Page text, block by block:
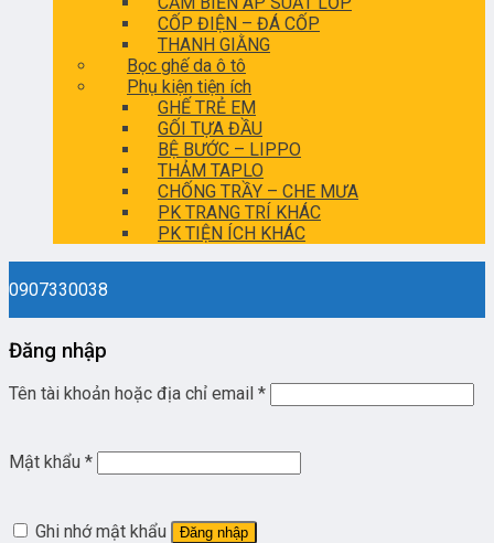
CỐP ĐIỆN – ĐÁ CỐP
THANH GIẰNG
Bọc ghế da ô tô
Phụ kiện tiện ích
GHẾ TRẺ EM
GỐI TỰA ĐẦU
BỆ BƯỚC – LIPPO
THẢM TAPLO
CHỐNG TRẦY – CHE MƯA
PK TRANG TRÍ KHÁC
PK TIỆN ÍCH KHÁC
0907330038
Đăng nhập
Tên tài khoản hoặc địa chỉ email *
Mật khẩu *
Ghi nhớ mật khẩu Đăng nhập